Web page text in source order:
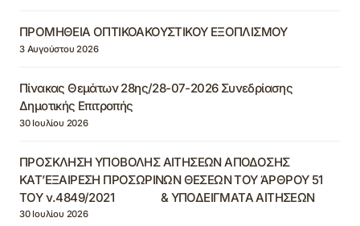
ΠΡΟΜΗΘΕΙΑ ΟΠΤΙΚΟΑΚΟΥΣΤΙΚΟΥ ΕΞΟΠΛΙΣΜΟΥ
3 Αυγούστου 2026
Πίνακας Θεμάτων 28ης/28-07-2026 Συνεδρίασης
Δημοτικής Επιτροπής
30 Ιουλίου 2026
ΠΡΟΣΚΛΗΣΗ ΥΠΟΒΟΛΗΣ ΑΙΤΗΣΕΩΝ ΑΠΟΔΟΣΗΣ
ΚΑΤ’ΕΞΑΙΡΕΣΗ ΠΡΟΣΩΡΙΝΩΝ ΘΕΣΕΩΝ ΤΟΥ ΆΡΘΡΟΥ 51
ΤΟΥ ν.4849/2021 & ΥΠΟΔΕΙΓΜΑΤΑ ΑΙΤΗΣΕΩΝ
30 Ιουλίου 2026